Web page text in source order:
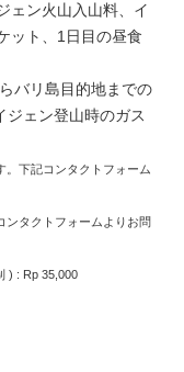
ェン火山入山料、イ
ット、1日目の昼食
バリ島目的地までの
ジェン登山時のガス
下記コンタクトフォーム
タクトフォームよりお問
) : Rp 35,000